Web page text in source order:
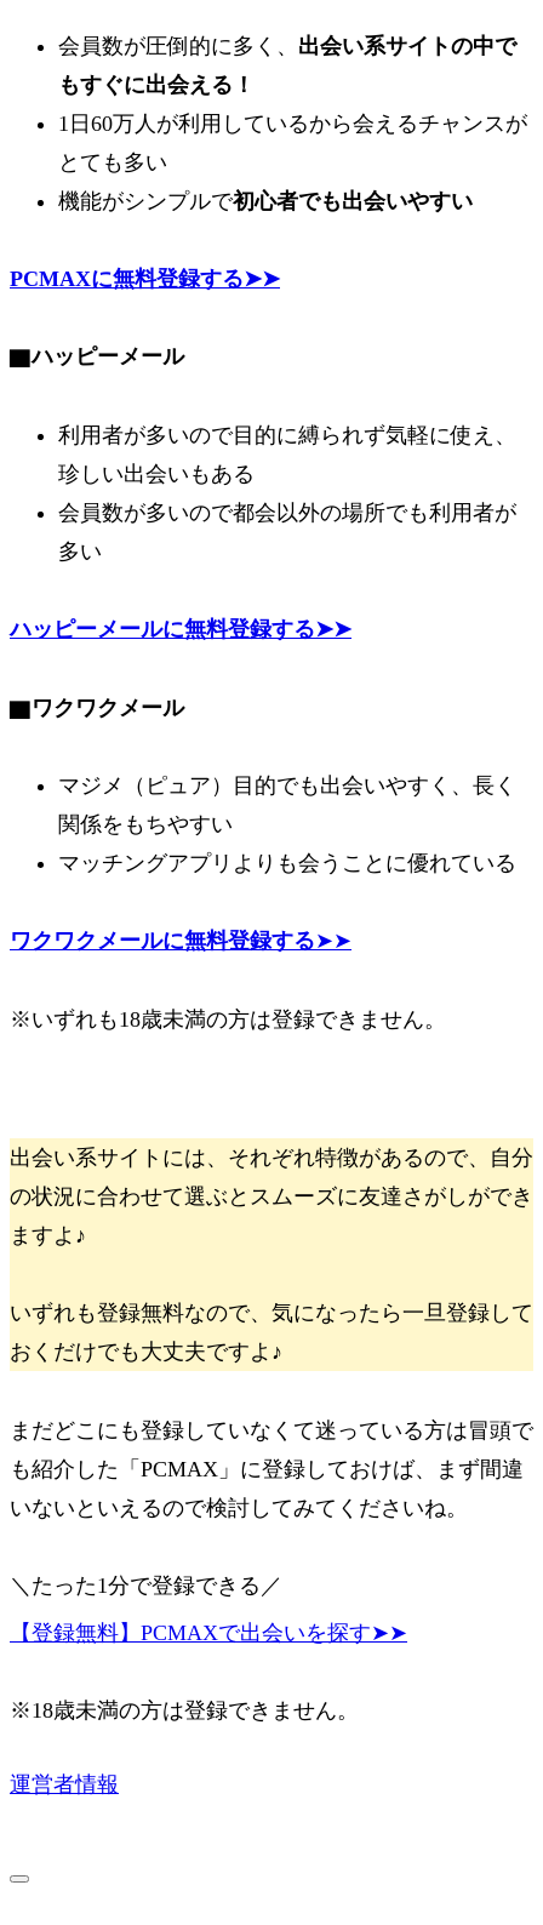
会員数が圧倒的に多く 、 出会い系サイトの中で
もすぐに出会える！
1日60万人が利用しているから会えるチャンスが
とても多い
機能がシンプルで初心者でも出会いやすい
PCMAXに無料登録する➤➤
▇ハッピーメール
利用者が多いので目的に縛られず気軽に使え、
珍しい出会いもある
会員数が多いので都会以外の場所でも利用者が
多い
ハッピーメールに無料登録する➤➤
▇ワクワクメール
マジメ（ピュア）目的でも出会いやすく、長く
関係をもちやすい
マッチングアプリよりも会うことに優れている
ワクワクメールに無料登録する➤➤
※いずれも18歳未満の方は登録できません。
出会い系サイトには、それぞれ特徴があるので、自分
の状況に合わせて選ぶとスムーズに友達さがしができ
ますよ♪
いずれも登録無料なので、気になったら一旦登録して
おくだけでも大丈夫ですよ♪
まだどこにも登録していなくて迷っている方は冒頭で
も紹介した「PCMAX」に登録しておけば、まず間違
いないといえるので検討してみてくださいね。
＼たった1分で登録できる／
【登録無料】PCMAXで出会いを探す➤➤
※18歳未満の方は登録できません。
運営者情報